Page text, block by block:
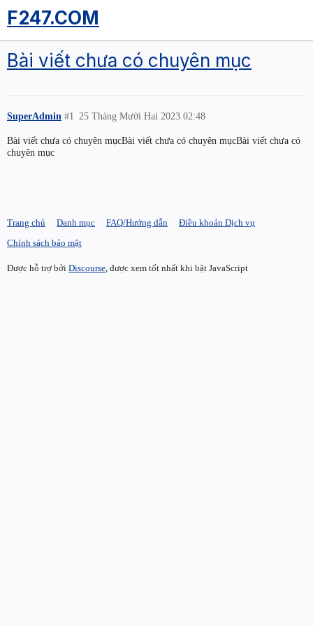
F247.COM
Bài viết chưa có chuyên mục
SuperAdmin 25 Tháng Mười Hai 2023 02:48
#1
Bài viết chưa có chuyên mụcBài viết chưa có chuyên mụcBài viết chưa có
chuyên mục
Trang chủ Danh mục FAQ/Hướng dẫn
Điều khoản Dịch vụ
Chính sách bảo mật
Được hỗ trợ bởi Discourse , được xem tốt nhất khi bật JavaScript